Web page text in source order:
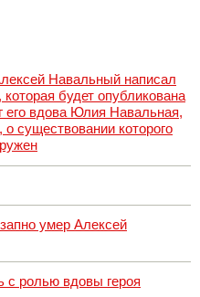
Навальный написал
будет опубликована
его вдова Юлия Навальная,
существовании которого
умер Алексей
с ролью вдовы героя